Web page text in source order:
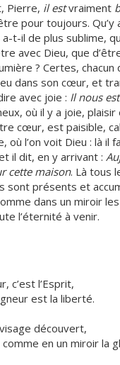
Pierre, il estvraiment
pour toujours. Qu’y
a-t-il de plus sublime,
avec Dieu, que
? Certes, chacun
dans son cœur, et
avec joie : Il nous
où il y a joie,
cœur, est paisible,
où l’on voit Dieu : là il
il dit, en y arrivant :
cette maison. Là tous
sont présents et
dans un miroir
l’éternité à venir.
c’est l’Esprit,
est la liberté.
découvert,
en un miroir la